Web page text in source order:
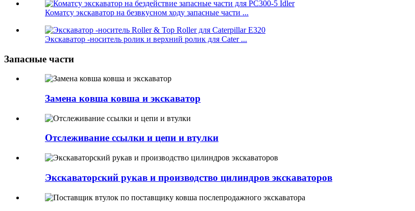
Коматсу экскаватор на безвкусном ходу запасные части ...
Экскаватор -носитель ролик и верхний ролик для Cater ...
Запасные части
Замена ковша ковша и экскаватор
Отслеживание ссылки и цепи и втулки
Экскаваторский рукав и производство цилиндров экскаваторов